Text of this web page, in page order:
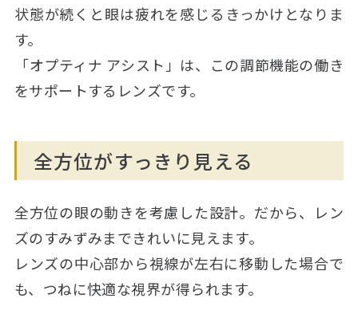
状態が続くと眼は疲れを感じるきっかけとなりま
す。
「オプティナ アシスト」は、この調節機能の働き
をサポートするレンズです。
全方位がすっきり見える
全方位の眼の動きを考慮した設計。だから、レン
ズのすみずみまできれいに見えます。
レンズの中心部から視線が左右に移動した場合で
も、つねに快適な視界が得られます。